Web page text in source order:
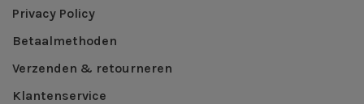
Privacy Policy
Betaalmethoden
Verzenden & retourneren
Klantenservice